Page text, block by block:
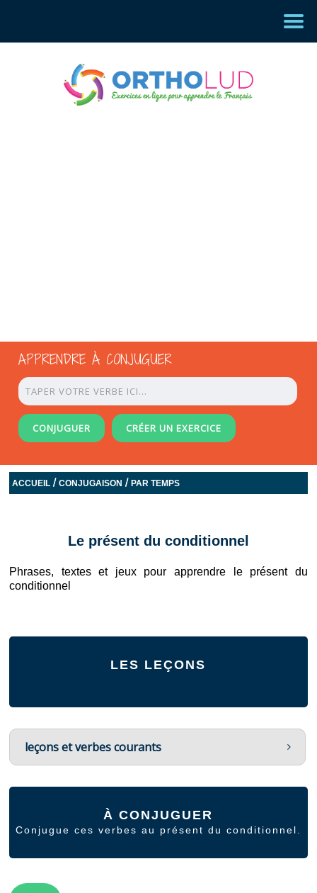
APPRENDRE À CONJUGUER
CONJUGUER CRÉER UN EXERCICE
ACCUEIL /CONJUGAISON /PAR TEMPS
Le présent du conditionnel
Phrases, textes et jeux pour apprendre le présent du
conditionnel
LES LEÇONS
leçons et verbes courants
À CONJUGUER
Conjugue ces verbes au présent du conditionnel.